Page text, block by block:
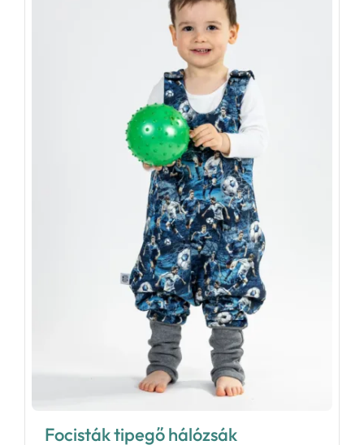
Focisták tipegő hálózsák